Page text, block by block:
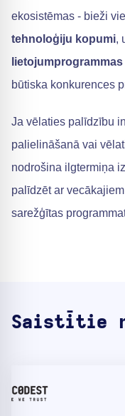
ekosistēmas - bieži
tehnoloģiju kopumi,
lietojumprogrammas
būtiska konkurences
Ja vēlaties palīdzību
palielināšanā vai
nodrošina ilgtermiņa
palīdzēt ar
sarežģītas
Saistītie